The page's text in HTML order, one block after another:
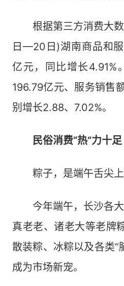
根据第三方消费大数
日—20日)湖南商品和
亿元，同比增长4.91%
196.79亿元、服务销售
别增长2.88、7.02%。
民俗消费“热”力十足
粽子，是端午舌尖上
今年端午，长沙各大
真老老、诸老大等老牌
散装粽、冰粽以及各类“
成为市场新宠。